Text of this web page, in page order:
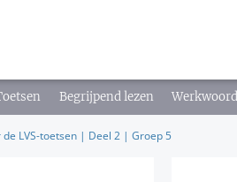
Begrijpend lezen
LVS-toetsen | Deel 2 | Groep 5